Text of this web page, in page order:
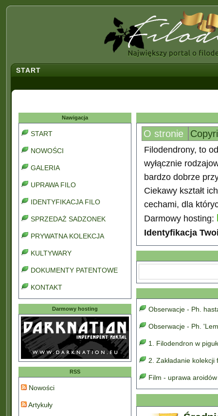
START
Nawigacja
START
NOWOŚCI
GALERIA
UPRAWA FILO
IDENTYFIKACJA FILO
SPRZEDAŻ SADZONEK
PRYWATNA KOLEKCJA
KULTYWARY
DOKUMENTY PATENTOWE
KONTAKT
Darmowy hosting
RSS
Nowości
Artykuły
O stronie
Filodendrony, to
wyłącznie
bardzo dobrze
Ciekawy kształt
cechami, dla
Darmowy hosting:
Identyfikacja
Obserwacje - Ph.
Obserwacje - Ph.
1. Filodendron w
2. Zakładanie
Film - uprawa